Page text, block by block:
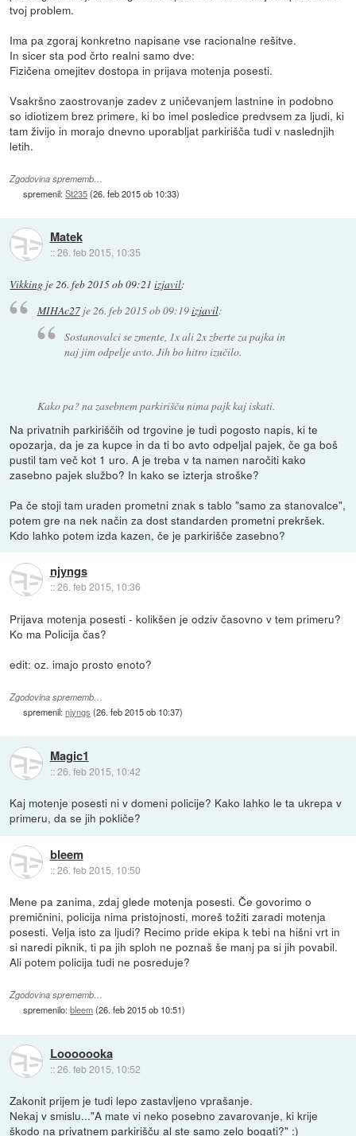
tvoj problem.
Ima pa zgoraj konkretno napisane vse racionalne rešitve.
In sicer sta pod črto realni samo dve:
Fizičena omejitev dostopa in prijava motenja posesti.
Vsakršno zaostrovanje zadev z uničevanjem lastnine in podobno
so idiotizem brez primere, ki bo imel posledice predvsem za ljudi, ki
tam živijo in morajo dnevno uporabljat parkirišča tudi v naslednjih
letih.
Zgodovina sprememb…
spremenil:St235(26. feb 2015 ob 10:33)
Matek
::26. feb 2015, 10:35
Vikking je26. feb 2015 ob 09:21 izjavil:
MIHAc27je26. feb 2015 ob 09:19izjavil:
Sostanovalci se zmente, 1x ali 2x zberte za pajka in
naj jim odpelje avto. Jih bo hitro izučilo.
Kako pa? na zasebnem parkirišču nima pajk kaj iskati.
Na privatnih parkiriščih od trgovine je tudi pogosto napis, ki te
opozarja, da je za kupce in da ti bo avto odpeljal pajek, če ga boš
pustil tam več kot 1 uro. A je treba v ta namen naročiti kako
zasebno pajek službo? In kako se izterja stroške?
Pa če stoji tam uraden prometni znak s tablo "samo za stanovalce",
potem gre na nek način za dost standarden prometni prekršek.
Kdo lahko potem izda kazen, če je parkirišče zasebno?
njyngs
::26. feb 2015, 10:36
Prijava motenja posesti - kolikšen je odziv časovno v tem primeru?
Ko ma Policija čas?
edit: oz. imajo prosto enoto?
Zgodovina sprememb…
spremenil:njyngs (26. feb 2015 ob 10:37)
Magic1
::26. feb 2015, 10:42
Kaj motenje posesti ni v domeni policije? Kako lahko le ta ukrepa v
primeru, da se jih pokliče?
bleem
::26. feb 2015, 10:50
Mene pa zanima, zdaj glede motenja posesti. Če govorimo o
premičnini, policija nima pristojnosti, moreš tožiti zaradi motenja
posesti. Velja isto za ljudi? Recimo pride ekipa k tebi na hišni vrt in
si naredi piknik, ti pa jih sploh ne poznaš še manj pa si jih povabil.
Ali potem policija tudi ne posreduje?
Zgodovina sprememb…
spremenilo:bleem(26. feb 2015 ob 10:51)
Looooooka
::26. feb 2015, 10:52
Zakonit prijem je tudi lepo zastavljeno vprašanje.
Nekaj v smislu..."A mate vi neko posebno zavarovanje, ki krije
škodo na privatnem parkirišču al ste samo zelo bogati?" :)